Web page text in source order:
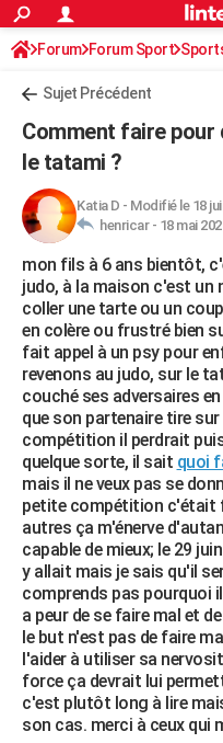
ACTUALITÉS
Politique
Société
Faits Divers
Education
Monde
Villes
+
Programme TV
TNTStreaming
Cinéma
Sorties cinéma
Musique
+FINANCE
Retraite
Impôts
Epargne
Immobilier
Risques naturels par ville
Banque
Assurance
Crédit
AUTO
Essais
Réserver un essai
Citadines
Berlines
SUV
Forum auto
HIGH-TECH
Mobiles
Meilleur smartphone
Internet
Ordinateurs
Jeux vidéo
Guide high-tech
+
BRICOLAGE
Forum
Aménagement intérieur
Extérieur
Cuisine
Salle de bains
Jardinage
Rangement
WEEK-END
Guides de France
Escapades
Patrimoine
Expositions
Musées
Week-end nature
+LIFESTYLE
Art de vivre
Bien-être
Loisirs
Mode
Modes de vie
SANTE
Alimentation
Guide de la santé
Maladies
Médicaments
Sommeil
VOYAGE
Destinations
City break
Voyage nature
Voyage de noces
Forum
Climat
+PHOTO
GUIDES D'ACHAT
BONS PLANS
CARTE DE VOEUX
Carte de Noël
Carte Bonne année
Carte Saint-Valentin
Carte Pâques
Carte d'anniversaire
DICTIONNAIRE
Dictionnaire
Biographies
Citations
Expressions
Proverbes
Forum Forum Sport
Sujet Précédent
Comment faire
le tatami ?
Katia D - Modifié le 18
henricar - 18 mai
mon fils à 6 ans bientôt,
judo, à la maison c'est un
coller une tarte ou un
en colère ou frustré bien
fait appel à un psy pour
revenons au judo, sur le
couché ses adversaires
que son partenaire tire
compétition il perdrait
quelque sorte, il sait quoi
mais il ne veux pas se
petite compétition c'était
autres ça m'énerve
capable de mieux; le 29
y allait mais je sais qu'il
comprends pas pourquoi
a peur de se faire mal et
le but n'est pas de faire
l'aider à utiliser sa
force ça devrait lui
c'est plutôt long à lire
son cas. merci à ceux qui